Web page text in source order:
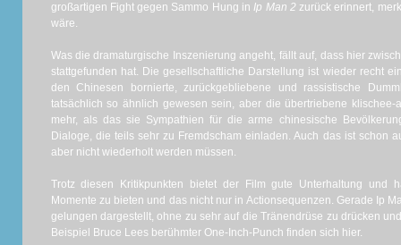
großartigen Fight gegen Sammo Hung in Ip Man 2zurück erinnert,
wäre.
Was die dramaturgische Inszenierung angeht, fällt auf, dass hier
stattgefunden hat. Die gesellschaftliche Darstellung ist wieder recht
den Chinesen bornierte, zurückgebliebene und rassistische
tatsächlich so ähnlich gewesen sein, aber die übertriebene klischee-
mehr, als das sie Sympathien für die arme chinesische
Dialoge, die teils sehr zu Fremdscham einladen. Auch das ist schon
aber nicht wiederholt werden müssen.
Trotz diesen Kritikpunkten bietet der Film gute Unterhaltung und
Momente zu bieten und das nicht nur in Actionsequenzen. Gerade Ip
gelungen dargestellt, ohne zu sehr auf die Tränendrüse zu drücken
Beispiel Bruce Lees berühmter One-Inch-Punch finden sich hier.